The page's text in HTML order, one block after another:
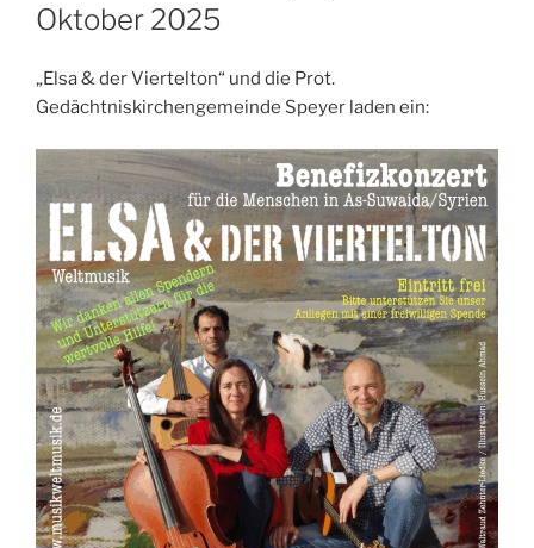
Oktober 2025
„Elsa & der Viertelton“ und die Prot.
Gedächtniskirchengemeinde Speyer laden ein: